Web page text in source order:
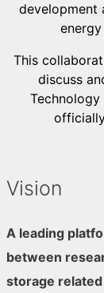
development
This
discuss
Technology
Vision
A leading
between
storage